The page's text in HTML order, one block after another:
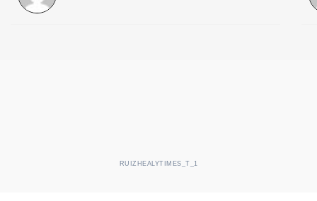
RUIZHEALYTIMES_T_1